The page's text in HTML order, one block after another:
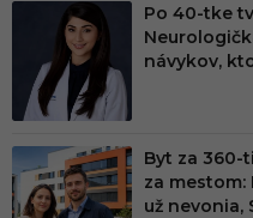
Po 40-tke
návykov,
Byt za 360-
za mestom:
už nevonia,